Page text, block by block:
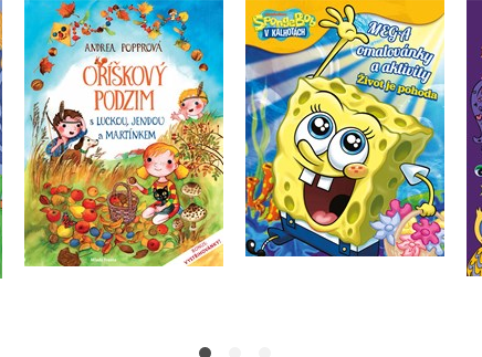
Oříškový podzim s
Luckou, Jendou a
Martínkem
Andrea Popprová
Do košíku
263 Kč
SpongeBob - Mega
omalovánky a aktivity
- Život je pohoda
Kolektiv
Do košíku